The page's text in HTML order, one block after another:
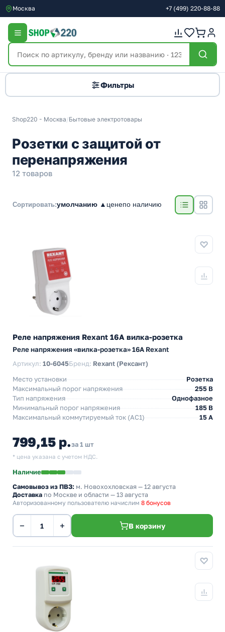
Москва +7 (499) 220-88-88
Фильтры
Shop220 - Москва/Бытовые электротовары
Розетки с защитой от
перенапряжения
12 товаров
Сортировать:умолчанию ▲ ценепо наличию
Реле напряжения Rexant 16А вилка-розетка
Реле напряжения «вилка-розетка» 16A Rexant
Артикул: 10-6045Бренд: Rexant (Рексант)
Место установки
Розетка
Максимальный порог напряжения
255 В
Тип напряжения
Однофазное
Минимальный порог напряжения
185 В
Максимальный коммутируемый ток (АС1)
15 А
799,15 р.за 1 шт
* цена указана с учетом НДС.
Наличие
Самовывоз из ПВЗ: м. Новохохловская — 12 августа
Доставка по Москве и области — 13 августа
Авторизованному пользователю начислим 8 бонусов
− + В корзину